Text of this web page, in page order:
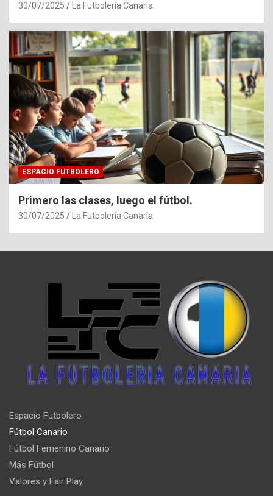
30/07/2025 La Futbolería Canaria
ESPACIO FUTBOLERO
Primero las clases, luego el fútbol.
30/07/2025 La Futbolería Canaria
Espacio Futbolero
Fútbol Canario
Fútbol Femenino Canario
Más Fútbol
Valores y Fair Play